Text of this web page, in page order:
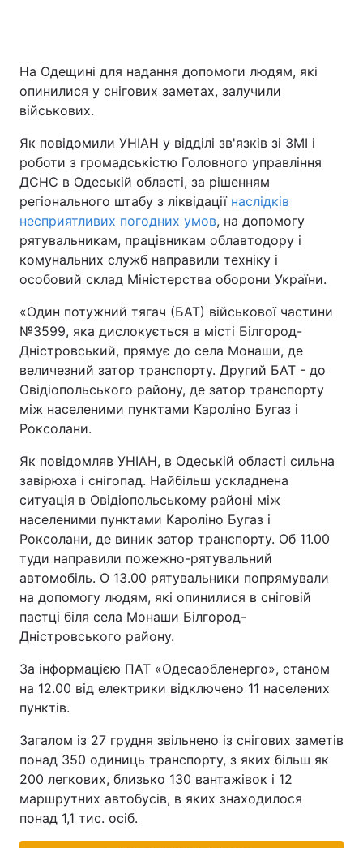
На Одещині для надання допомоги людям, які
опинилися у снігових заметах, залучили
військових.
Як повідомили УНІАН у відділі зв'язків зі ЗМІ і
роботи з громадськістю Головного управління
ДСНС в Одеській області, за рішенням
регіонального штабу з ліквідації наслідків
несприятливих погодних умов, на допомогу
рятувальникам, працівникам облавтодору і
комунальних служб направили техніку і
особовий склад Міністерства оборони України.
«Один потужний тягач (БАТ) військової частини
№3599, яка дислокується в місті Білгород-
Дністровський, прямує до села Монаши, де
величезний затор транспорту. Другий БАТ - до
Овідіопольського району, де затор транспорту
між населеними пунктами Кароліно Бугаз і
Роксолани.
Як повідомляв УНІАН, в Одеській області сильна
завірюха і снігопад. Найбільш ускладнена
ситуація в Овідіопольському районі між
населеними пунктами Кароліно Бугаз і
Роксолани, де виник затор транспорту. Об 11.00
туди направили пожежно-рятувальний
автомобіль. О 13.00 рятувальники попрямували
на допомогу людям, які опинилися в сніговій
пастці біля села Монаши Білгород-
Дністровського району.
За інформацією ПАТ «Одесаобленерго», станом
на 12.00 від електрики відключено 11 населених
пунктів.
Загалом із 27 грудня звільнено із снігових заметів
понад 350 одиниць транспорту, з яких більш як
200 легкових, близько 130 вантажівок і 12
маршрутних автобусів, в яких знаходилося
понад 1,1 тис. осіб.